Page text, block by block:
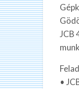
JCB
•